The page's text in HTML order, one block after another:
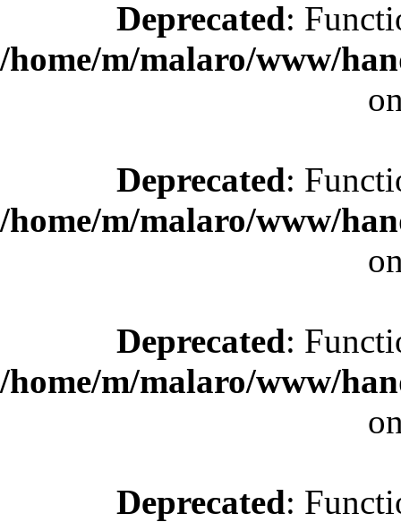
Deprecated:
/home/m/malaro/www/
Deprecated:
/home/m/malaro/www/
Deprecated:
/home/m/malaro/www/
Deprecated: